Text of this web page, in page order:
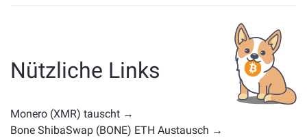
Kategorie ab — ob es sich um eine Stablecoin, ein
Utility-Token, eine Governance-Münze oder einen
anderen Typ handelt. Häufige Alternativen sind andere
Kryptowährungen mit ähnlichen Anwendungsfällen
oder Marktpositionen. Überprüfen Sie alle verfügbaren
Vermögenswerte zum Tausch auf der
Hauptaustauschseite.
Nützliche Links
Monero (XMR) tauscht →
Bone ShibaSwap (BONE) ETH Austausch →